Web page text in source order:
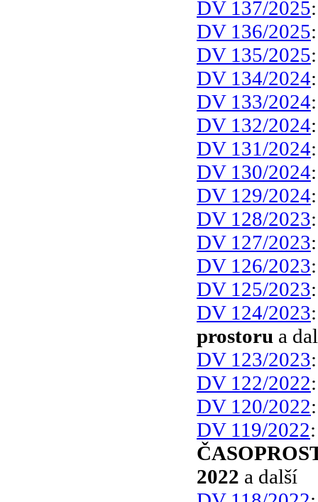
DV 137/2025
DV 136/2025
DV 135/2025
DV 134/2024
DV 133/2024
DV 132/2024
DV 131/2024
DV 130/2024
DV 129/2024
DV 128/2023
DV 127/2023
DV 126/2023
DV 125/2023
DV 124/2023
prostoru a
DV 123/2023
DV 122/2022
DV 120/2022
DV 119/2022
2022 a další